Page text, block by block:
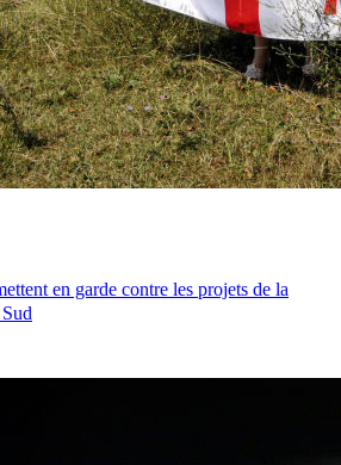
en garde contre les projets de la